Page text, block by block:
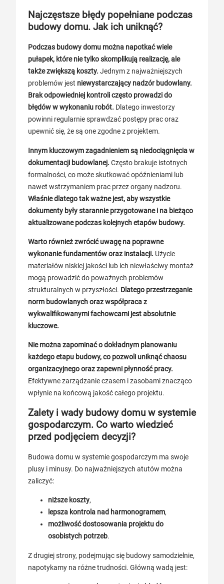
Najczęstsze błędy popełniane podczas
budowy domu. Jak ich uniknąć?
Podczas budowy domu można napotkać wiele
pułapek, które nie tylko skomplikują realizację, ale
także zwiększą koszty. Jednym z najważniejszych
problemów jest niewystarczający nadzór budowlany.
Brak odpowiedniej kontroli często prowadzi do
błędów w wykonaniu robót. Dlatego inwestorzy
powinni regularnie sprawdzać postępy prac oraz
upewnić się, że są one zgodne z projektem.
Innym kluczowym zagadnieniem są niedociągnięcia w
dokumentacji budowlanej. Często brakuje istotnych
formalności, co może skutkować opóźnieniami lub
nawet wstrzymaniem prac przez organy nadzoru.
Właśnie dlatego tak ważne jest, aby wszystkie
dokumenty były starannie przygotowane i na bieżąco
aktualizowane podczas kolejnych etapów budowy.
Warto również zwrócić uwagę na poprawne
wykonanie fundamentów oraz instalacji. Użycie
materiałów niskiej jakości lub ich niewłaściwy montaż
mogą prowadzić do poważnych problemów
strukturalnych w przyszłości. Dlatego przestrzeganie
norm budowlanych oraz współpraca z
wykwalifikowanymi fachowcami jest absolutnie
kluczowe.
Nie można zapominać o dokładnym planowaniu
każdego etapu budowy, co pozwoli uniknąć chaosu
organizacyjnego oraz zapewni płynność pracy.
Efektywne zarządzanie czasem i zasobami znacząco
wpłynie na końcową jakość całego projektu.
Zalety i wady budowy domu w systemie
gospodarczym. Co warto wiedzieć
przed podjęciem decyzji?
Budowa domu w systemie gospodarczym ma swoje
plusy i minusy. Do najważniejszych atutów można
zaliczyć:
niższe koszty,
lepsza kontrola nad harmonogramem,
możliwość dostosowania projektu do
osobistych potrzeb.
Z drugiej strony, podejmując się budowy samodzielnie,
napotykamy na różne trudności. Główną wadą jest: